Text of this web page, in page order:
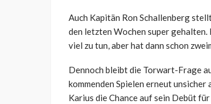
Auch Kapitän Ron Schallenberg
den letzten Wochen super
viel zu tun, aber hat dann schon
Dennoch bleibt die Torwart-Frage
kommenden Spielen erneut
Karius die Chance auf sein Debüt